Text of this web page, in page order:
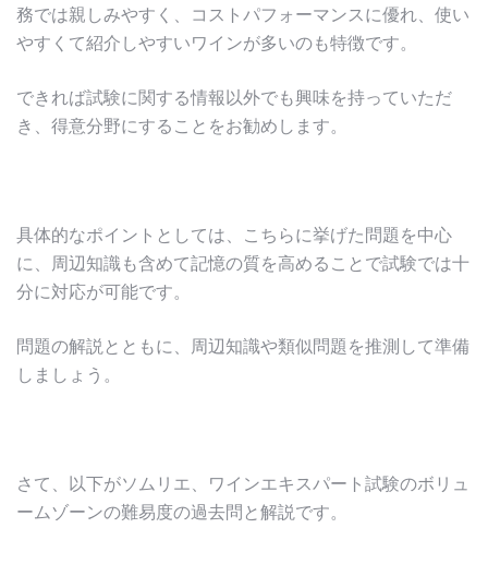
務では親しみやすく、コストパフォーマンスに優れ、使い
やすくて紹介しやすいワインが多いのも特徴です。
できれば試験に関する情報以外でも興味を持っていただ
き、得意分野にすることをお勧めします。
具体的なポイントとしては、こちらに挙げた問題を中心
に、周辺知識も含めて記憶の質を高めることで試験では十
分に対応が可能です。
問題の解説とともに、周辺知識や類似問題を推測して準備
しましょう。
さて、以下がソムリエ、ワインエキスパート試験のボリュ
ームゾーンの難易度の過去問と解説です。